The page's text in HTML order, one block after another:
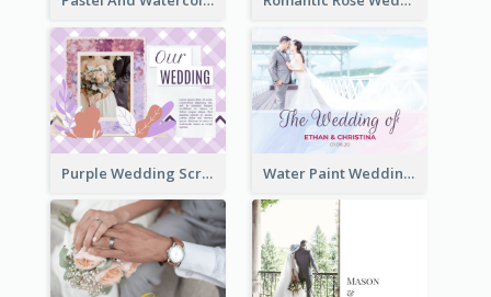
Purple Wedding Scrapping Photo Book Water Paint Wedding Photo Book